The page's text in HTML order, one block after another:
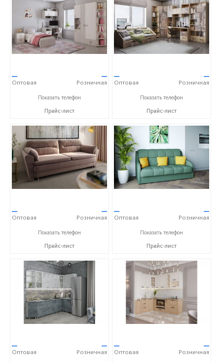
—
Оптовая
—
Розничная
+7 (4752) 56-53-36
Показать телефон
Прайс-лист
—
Оптовая
—
Розничная
+7 (4752) 56-53-36
Показать телефон
Прайс-лист
—
Оптовая
—
Розничная
+7 (4752) 56-53-36
Показать телефон
Прайс-лист
—
Оптовая
—
Розничная
+7 (4752) 56-53-36
Показать телефон
Прайс-лист
—
Оптовая
—
Розничная
—
Оптовая
—
Розничная